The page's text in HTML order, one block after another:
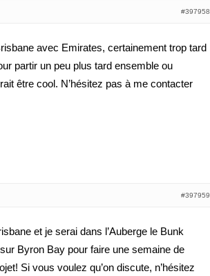
#397958
avec Emirates, certainement trop tard
partir un peu plus tard ensemble ou
être cool. N’hésitez pas à me contacter
#397959
et je serai dans l’Auberge le Bunk
Byron Bay pour faire une semaine de
Si vous voulez qu’on discute, n’hésitez